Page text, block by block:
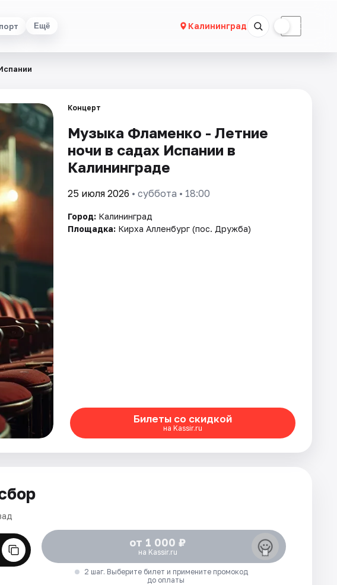
Ещё Калининград ☾
Концерт
Музыка Фламенко - Летние
ночи в садах Испании в
Калининграде
25 июля 2026 • суббота • 18:00
Город: Калининград
Площадка: Кирха Алленбург (пос. Дружба)
Билеты со скидкой
на Kassir.ru
от 1 000 ₽
на Kassir.ru
2 шаг. Выберите билет и примените промокод
до оплаты